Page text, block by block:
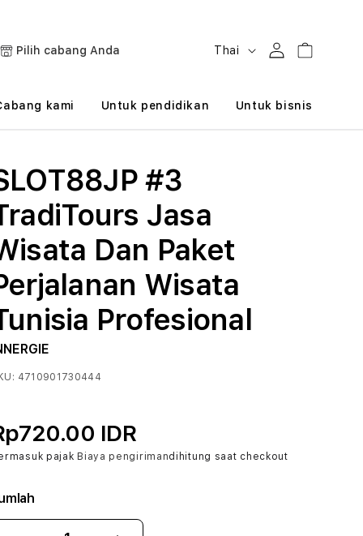
Pilih cabang Anda
B
h
Thai MasukKeranjang
kami Untuk pendidikan Untuk bisnis
#3
Jasa
Dan Paket
Wisata
Profesional
4710901730444
IDR
pajak Biaya pengirimandihitung saat checkout